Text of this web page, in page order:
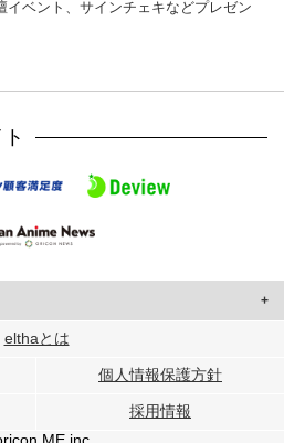
イベント、サインチェキなどプレゼン
、ユーザーに合わせたコンテンツや広告の
各パートナーに提供しています。
elthaとは
個人情報保護方針
採用情報
ME inc.